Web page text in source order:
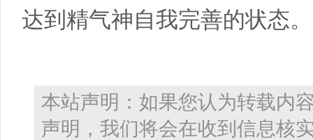
达到精气神自我完善的状态。
本站声明：如果您认为转载内
声明，我们将会在收到信息核